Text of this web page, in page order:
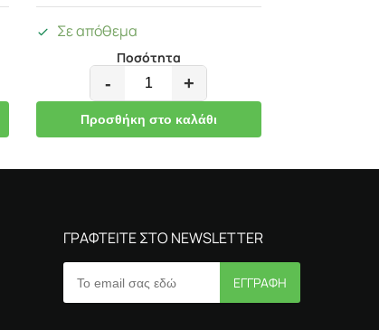
Σε απόθεμα
Ποσότητα
- +
Προσθήκη στο καλάθι
ΓΡΑΦΤΕΙΤΕ ΣΤΟ NEWSLETTER